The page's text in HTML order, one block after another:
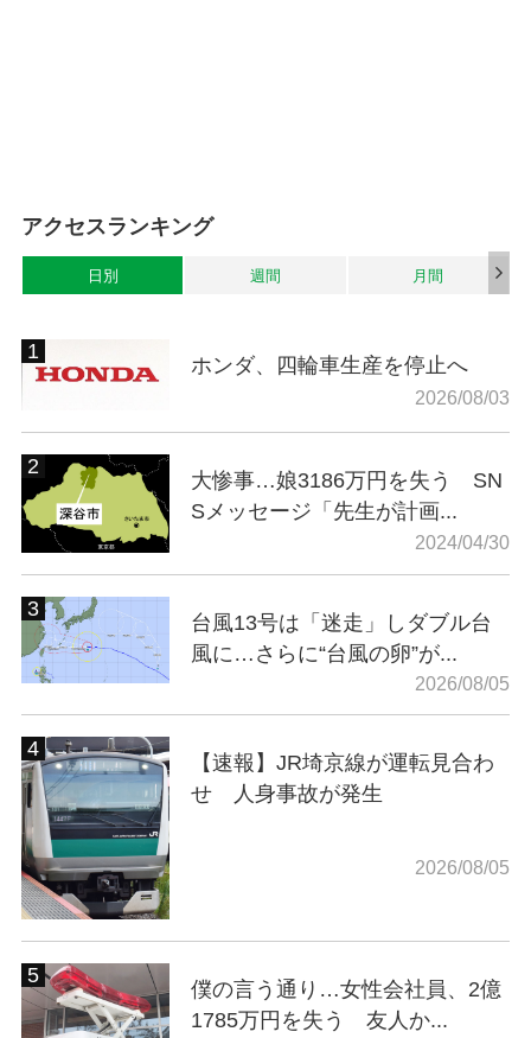
アクセスランキング
日別 週間 月間
ホンダ、四輪車生産を停止へ
2026/08/03
大惨事…娘3186万円を失う SN
Sメッセージ「先生が計画...
2024/04/30
台風13号は「迷走」しダブル台
風に…さらに“台風の卵”が...
2026/08/05
【速報】JR埼京線が運転見合わ
せ 人身事故が発生
2026/08/05
僕の言う通り…女性会社員、2億
1785万円を失う 友人か...